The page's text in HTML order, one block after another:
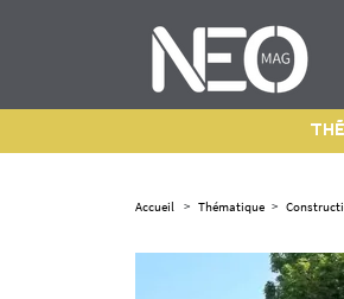
Accueil > Thématique >